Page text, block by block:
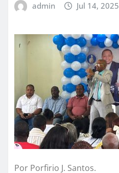
admin Jul 14, 2025
Por Porfirio J. Santos.